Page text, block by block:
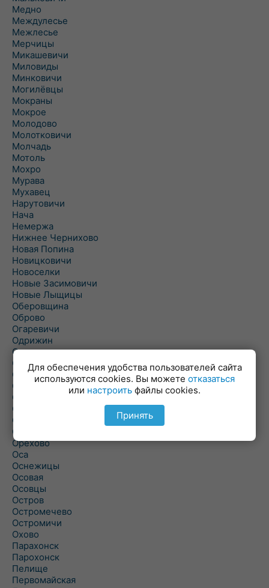
Медно
Междулесье
Межлесье
Мерчицы
Микашевичи
Миловиды
Минковичи
Могилёвцы
Мокраны
Мокрое
Молодово
Молотковичи
Молчадь
Мотоль
Мохро
Мурава
Мухавец
Нарутовичи
Нача
Немержа
Нижнее Чернихово
Новая Попина
Новицковичи
Новоселки
Новые Засимовичи
Новые Лыщицы
Оберовщина
Оброво
Огаревичи
Одрижин
Оздамичи
Озяты
Олтуш
Ольманы
Ольпень
Ольшаны
Омельная
Ополь
Орехово
Оса
Оснежицы
Осовая
Осовцы
Остров
Остромечево
Остромичи
Охово
Парахонск
Парохонск
Пелище
Первомайская
Для обеспечения удобства пользователей сайта
используются cookies. Вы можете отказаться
или настроить файлы cookies.
Принять